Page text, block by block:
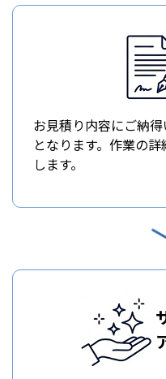
お見積り内容にご納
となります。作業の
します。